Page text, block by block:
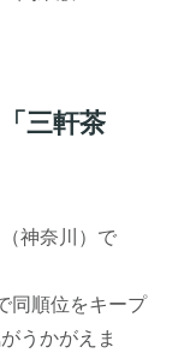
三軒茶
（神奈川）で
同順位をキープ
うかがえま